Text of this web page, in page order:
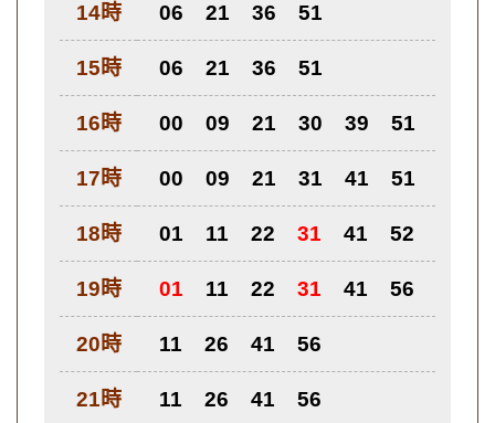
14時 06 21 36 51
15時 06 21 36 51
16時 00 09 21 30 39 51
17時 00 09 21 31 41 51
18時 01 11 22 31 41 52
19時 01 11 22 31 41 56
20時 11 26 41 56
21時 11 26 41 56